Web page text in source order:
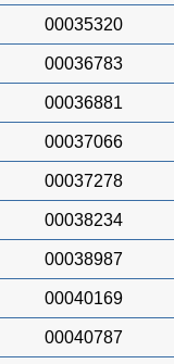
00035320
00036783
00036881
00037066
00037278
00038234
00038987
00040169
00040787